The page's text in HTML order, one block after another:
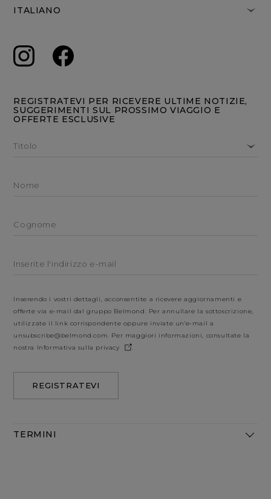
REGISTRATEVI PER RICEVERE ULTIME NOTIZIE,
SUGGERIMENTI SUL PROSSIMO VIAGGIO E
OFFERTE ESCLUSIVE
Titolo
Nome
Cognome
Inserite l'indirizzo e-mail
Inserendo i vostri dettagli, acconsentite a ricevere aggiornamenti e
offerte via e-mail dal gruppo Belmond. Per annullare la sottoscrizione,
utilizzate il link corrispondente oppure inviate un'e-mail a
unsubscribe@belmond.com. Per maggiori informazioni, consultate la
nostra Informativa sulla privacy .
REGISTRATEVI
TERMINI